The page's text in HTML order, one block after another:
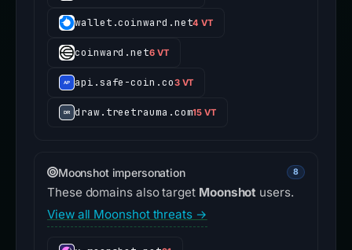
wallet.coinward.net4 VT
coinward.net6 VT
api.safe-coin.co3 VT
draw.treetrauma.com15 VT
Moonshot impersonation 8
These domains also target Moonshot users.
View all Moonshot threats →